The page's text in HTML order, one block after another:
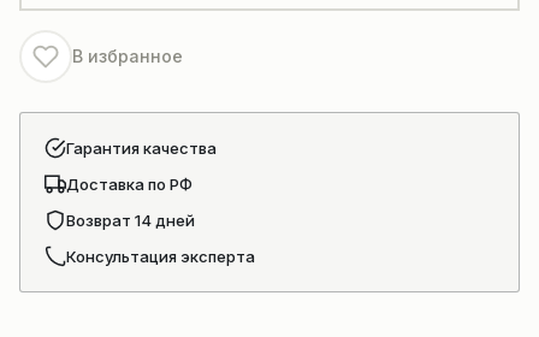
ZTC
250-
300
В избранное
Гарантия качества
Доставка по РФ
Возврат 14 дней
Консультация эксперта